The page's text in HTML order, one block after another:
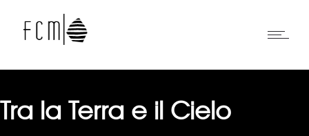
Tra la Terra e il Cielo